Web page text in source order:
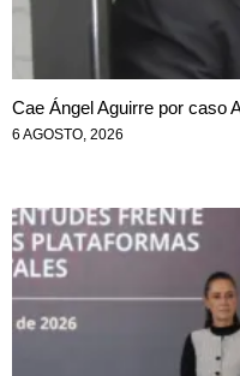
Cae Ángel Aguirre por caso
6 AGOSTO, 2026